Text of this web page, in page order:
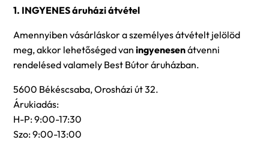
1. INGYENES áruházi átvétel
Amennyiben vásárláskor a személyes átvételt jelölöd
meg, akkor lehetőséged van ingyenesenátvenni
rendelésed valamely Best Bútor áruházban.
5600 Békéscsaba, Orosházi út 32.
Árukiadás:
H-P: 9:00-17:30
Szo: 9:00-13:00